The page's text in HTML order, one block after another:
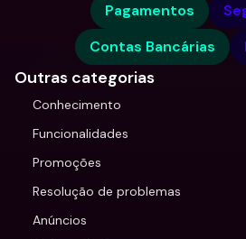
Pagamentos
Contas Bancárias
Outras categorias
Conhecimento
Funcionalidades
Promoções
Resolução de problemas
Anúncios